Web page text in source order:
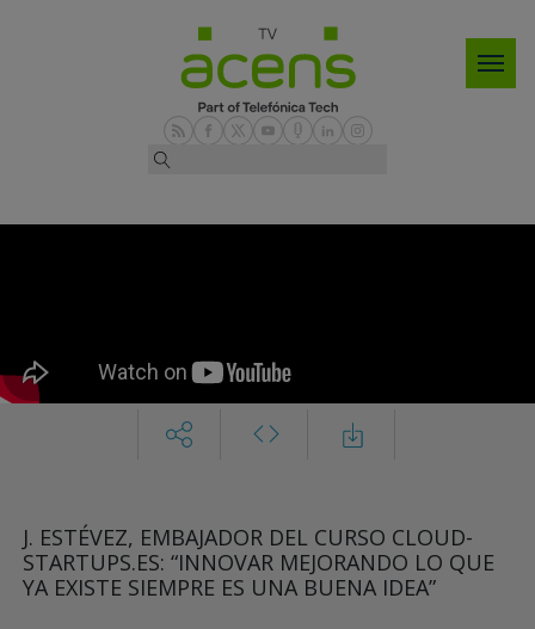
J. ESTÉVEZ, EMBAJADOR DEL CURSO CLOUD-
STARTUPS.ES: “INNOVAR MEJORANDO LO QUE
YA EXISTE SIEMPRE ES UNA BUENA IDEA”